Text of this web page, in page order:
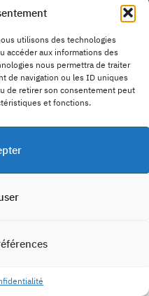
utilisons des technologies
accéder aux informations des
nous permettra de traiter
de navigation ou les ID uniques
de retirer son consentement peut
et fonctions.